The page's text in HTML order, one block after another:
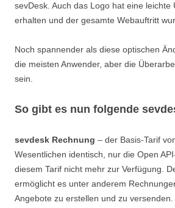
sevDesk. Auch das Logo hat eine leichte
erhalten und der gesamte Webauftritt
Noch spannender als diese optischen
die meisten Anwender, aber die
sein.
So gibt es nun folgende
sevdesk Rechnung – der Basis-Tarif
Wesentlichen identisch, nur die Open
diesem Tarif nicht mehr zur Verfügung.
ermöglicht es unter anderem
Angebote zu erstellen und zu versenden.